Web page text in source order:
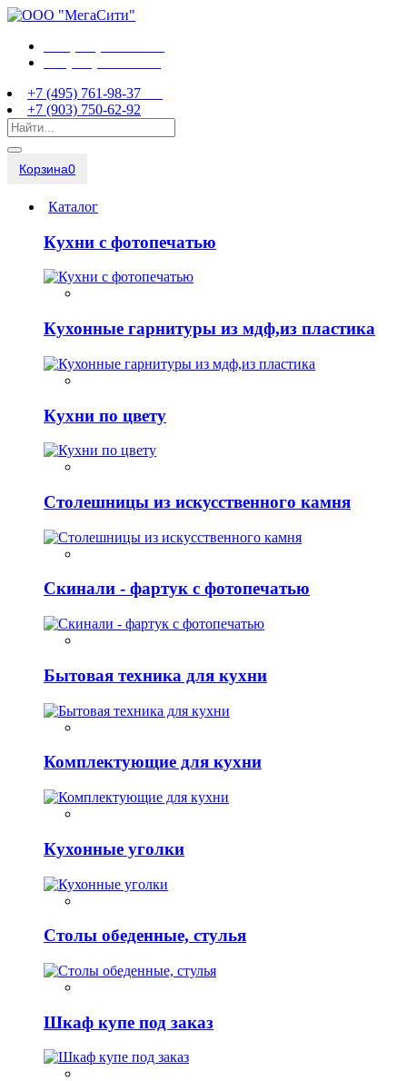
+7 (495) 761-98-37
+7 (903) 750-62-92
Корзина0
Каталог
Кухни с фотопечатью
Кухонные гарнитуры из мдф,из пластика
Кухни по цвету
Столешницы из искусственного камня
Скинали - фартук с фотопечатью
Бытовая техника для кухни
Комплектующие для кухни
Кухонные уголки
Столы обеденные, стулья
Шкаф купе под заказ